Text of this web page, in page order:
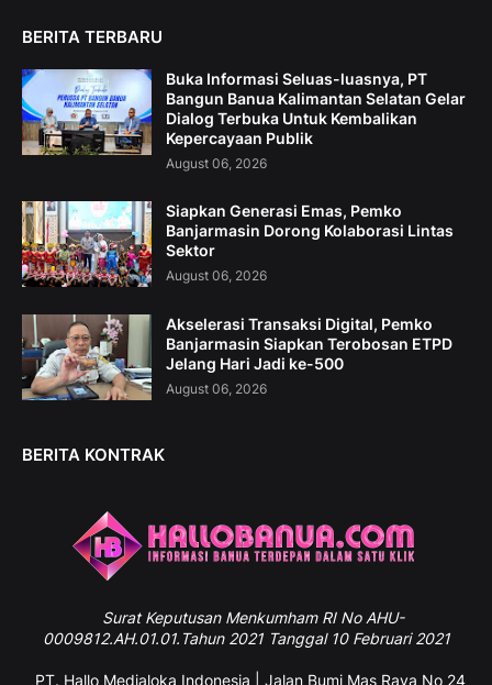
BERITA TERBARU
Buka Informasi Seluas-luasnya, PT
Bangun Banua Kalimantan Selatan Gelar
Dialog Terbuka Untuk Kembalikan
Kepercayaan Publik
August 06, 2026
Siapkan Generasi Emas, Pemko
Banjarmasin Dorong Kolaborasi Lintas
Sektor
August 06, 2026
Akselerasi Transaksi Digital, Pemko
Banjarmasin Siapkan Terobosan ETPD
Jelang Hari Jadi ke-500
August 06, 2026
BERITA KONTRAK
SuratKeputusan Menkumham RI No AHU-
0009812.AH.01.01.Tahun 2021 Tanggal 10 Februari 2021
PT. Hallo Medialoka Indonesia | Jalan Bumi Mas Raya No 24